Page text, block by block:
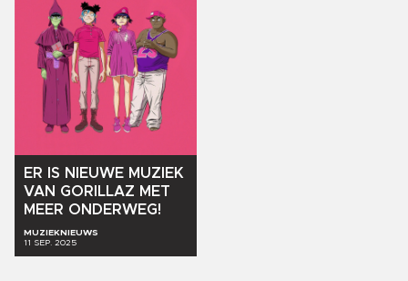
ER IS NIEUWE MUZIEK
VAN GORILLAZ MET
MEER ONDERWEG!
MUZIEKNIEUWS
11 SEP. 2025